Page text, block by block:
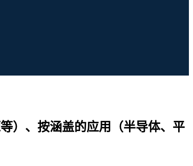
）、按涵盖的应用（半导体、平